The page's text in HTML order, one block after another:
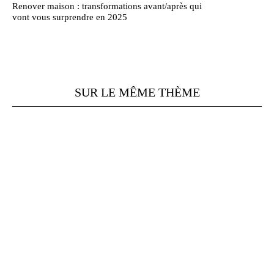
Renover maison : transformations avant/après qui
vont vous surprendre en 2025
SUR LE MÊME THÈME